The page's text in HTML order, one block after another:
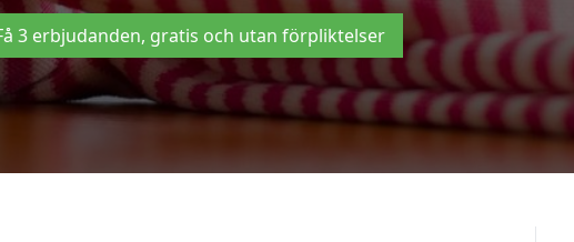
3 erbjudanden, gratis och utan förpliktelser